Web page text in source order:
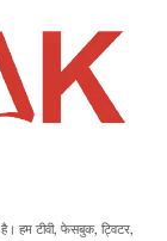
हम टीवी, फेसबुक, ट्विटर,